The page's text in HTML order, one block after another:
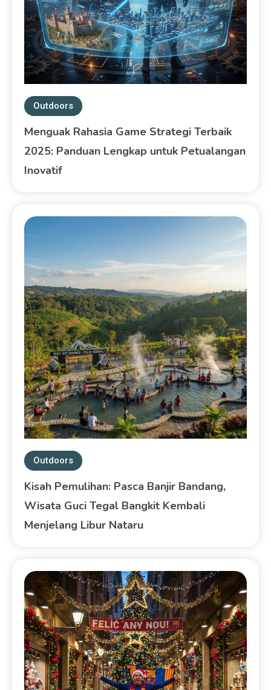
Outdoors
Menguak Rahasia Game Strategi Terbaik
2025: Panduan Lengkap untuk Petualangan
Inovatif
Outdoors
Kisah Pemulihan: Pasca Banjir Bandang,
Wisata Guci Tegal Bangkit Kembali
Menjelang Libur Nataru